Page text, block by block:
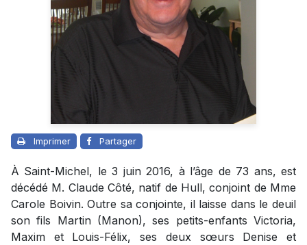
Imprimer Partager
À Saint-Michel, le 3 juin 2016, à l’âge de 73 ans, est
décédé M. Claude Côté, natif de Hull, conjoint de Mme
Carole Boivin. Outre sa conjointe, il laisse dans le deuil
son fils Martin (Manon), ses petits-enfants Victoria,
Maxim et Louis-Félix, ses deux sœurs Denise et